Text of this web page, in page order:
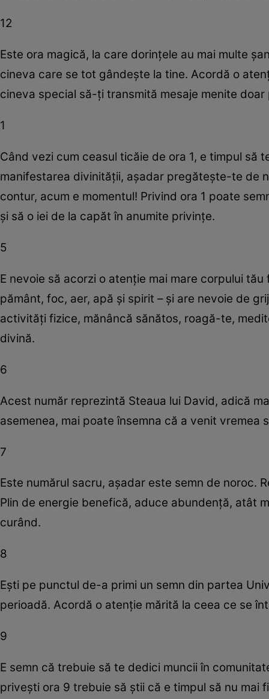
12
Este ora magică, la care dorinţele au mai multe
cineva care se tot gândeşte la tine. Acordă o
cineva special să-ţi transmită mesaje menite doar
1
Când vezi cum ceasul ticăie de ora 1, e timpul să
manifestarea divinităţii, aşadar pregăteşte-te de
contur, acum e momentul! Privind ora 1 poate
şi să o iei de la capăt în anumite privinţe.
5
E nevoie să acorzi o atenţie mai mare corpului
pământ, foc, aer, apă şi spirit – şi are nevoie de
activităţi fizice, mănâncă sănătos, roagă-te,
divină.
6
Acest număr reprezintă Steaua lui David, adică
asemenea, mai poate însemna că a venit
7
Este numărul sacru, aşadar este semn de noroc.
Plin de energie benefică, aduce abundenţă, atât
curând.
8
Eşti pe punctul de-a primi un semn din partea
perioadă. Acordă o atenţie mărită la ceea ce se
9
E semn că trebuie să te dedici muncii în
priveşti ora 9 trebuie să ştii că e timpul să nu